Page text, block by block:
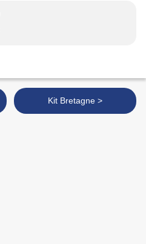
Kit Bretagne >